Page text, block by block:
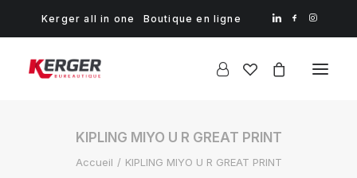
Kerger all in one Boutique en ligne
KIPLING MIYO U R GREAT PRINT
Accueil KIPLING MIYO U R GREAT PRINT